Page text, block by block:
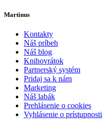
Martinus
Kontakty
Náš príbeh
Náš blog
Knihovrátok
Partnerský systém
Pridaj sa k nám
Marketing
Náš labák
Prehlásenie o cookies
Vyhlásenie o prístupnosti